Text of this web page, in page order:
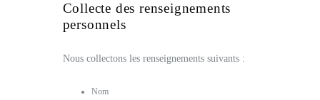
Collecte des renseignements
personnels
Nous collectons les renseignements suivants :
Nom